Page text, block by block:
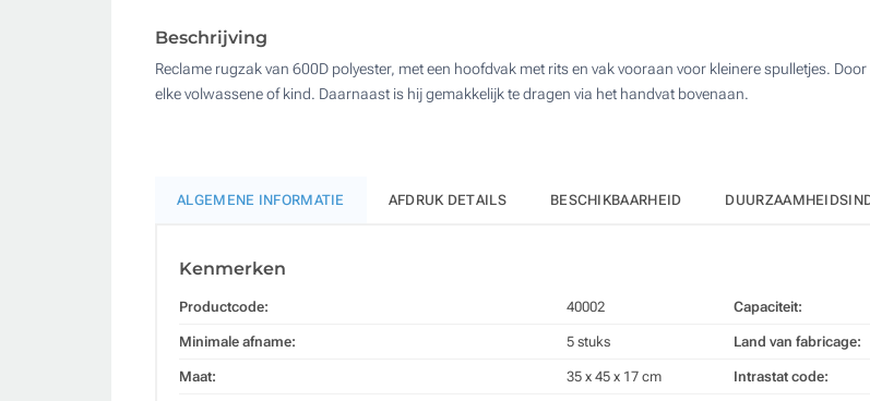
100
Beschrijving
Reclame rugzak van 600D polyester, met een hoofdvak met rits en vak vooraan voor kleinere spulletjes.
elke volwassene of kind. Daarnaast is hij gemakkelijk te dragen via het handvat bovenaan.
ALGEMENE INFORMATIE AFDRUK DETAILS BESCHIKBAARHEID
Kenmerken
Productcode: 40002
Minimale afname: 5 stuks
Maat: 35 x 45 x 17 cm
Capaciteit:
Land van fabricage:
Intrastat code: